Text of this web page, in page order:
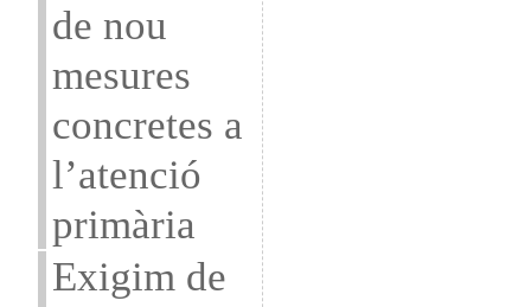
de nou
mesures
concretes a
l’atenció
primària
Exigim de